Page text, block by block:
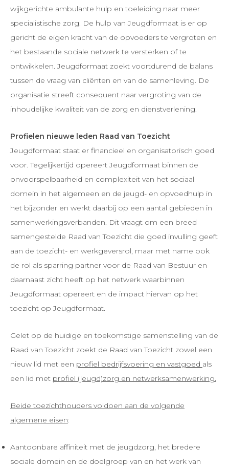
wijkgerichte ambulante hulp en toeleiding naar meer
specialistische zorg. De hulp van Jeugdformaat is er op
gericht de eigen kracht van de opvoeders te vergroten en
het bestaande sociale netwerk te versterken of te
ontwikkelen. Jeugdformaat zoekt voortdurend de balans
tussen de vraag van cliënten en van de samenleving. De
organisatie streeft consequent naar vergroting van de
inhoudelijke kwaliteit van de zorg en dienstverlening.
Profielen nieuwe leden Raad van Toezicht
Jeugdformaat staat er financieel en organisatorisch goed
voor. Tegelijkertijd opereert Jeugdformaat binnen de
onvoorspelbaarheid en complexiteit van het sociaal
domein in het algemeen en de jeugd- en opvoedhulp in
het bijzonder en werkt daarbij op een aantal gebieden in
samenwerkingsverbanden. Dit vraagt om een breed
samengestelde Raad van Toezicht die goed invulling geeft
aan de toezicht- en werkgeversrol, maar met name ook
de rol als sparring partner voor de Raad van Bestuur en
daarnaast zicht heeft op het netwerk waarbinnen
Jeugdformaat opereert en de impact hiervan op het
toezicht op Jeugdformaat.
Gelet op de huidige en toekomstige samenstelling van de
Raad van Toezicht zoekt de Raad van Toezicht zowel een
nieuw lid met een profiel bedrijfsvoering en vastgoed als
een lid met profiel (jeugd)zorg en netwerksamenwerking.
Beide toezichthouders voldoen aan de volgende
algemene eisen:
Aantoonbare affiniteit met de jeugdzorg, het bredere
sociale domein en de doelgroep van en het werk van